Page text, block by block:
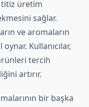
titiz üretim
sağlar.
ve aromaların
Kullanıcılar,
tercih
artırır.
bir başka